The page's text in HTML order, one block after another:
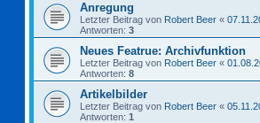
Anregung
Letzter Beitrag von Robert Beer «
Antworten: 3
Neues Featrue: Archivfunktion
Letzter Beitrag von Robert Beer «
Antworten: 8
Artikelbilder
Letzter Beitrag von Robert Beer «
Antworten: 1